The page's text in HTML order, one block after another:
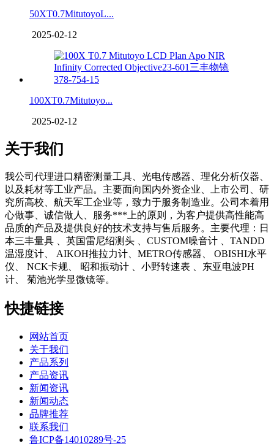
50XT0.7MitutoyoL...
2025-02-12
100XT0.7Mitutoyo...
2025-02-12
关于我们
我公司代理进口精密测量工具、光电传感器、理化分析仪器、
以及耗材等工业产品。主要面向国内外资企业、上市公司、研
究所高校、航天军工企业等，致力于服务制造业。公司本着用
心做事、诚信做人、服务***上的原则，为客户提供高性能高
品质的产品及提供良好的技术支持与售后服务。主要代理：日
本三丰量具 、英国雷尼绍测头 、CUSTOM噪音计 、TANDD
温湿度计、 AIKOH推拉力计、METRO传感器、 OBISHI水平
仪、 NCK卡规、 昭和振动计 、小野转速表 、东亚电波PH
计、 菊池光学显微镜等。
快捷链接
网站首页
关于我们
产品系列
产品资讯
新闻资讯
新闻动态
品牌推荐
联系我们
鲁ICP备14010289号-25